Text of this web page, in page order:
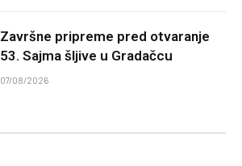
Završne pripreme pred otvaranje
53. Sajma šljive u Gradačcu
07/08/2026